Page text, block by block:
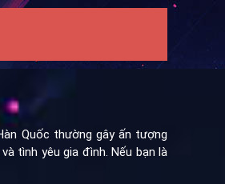
Quốc thường gây ấn tượng
tình yêu gia đình. Nếu bạn là